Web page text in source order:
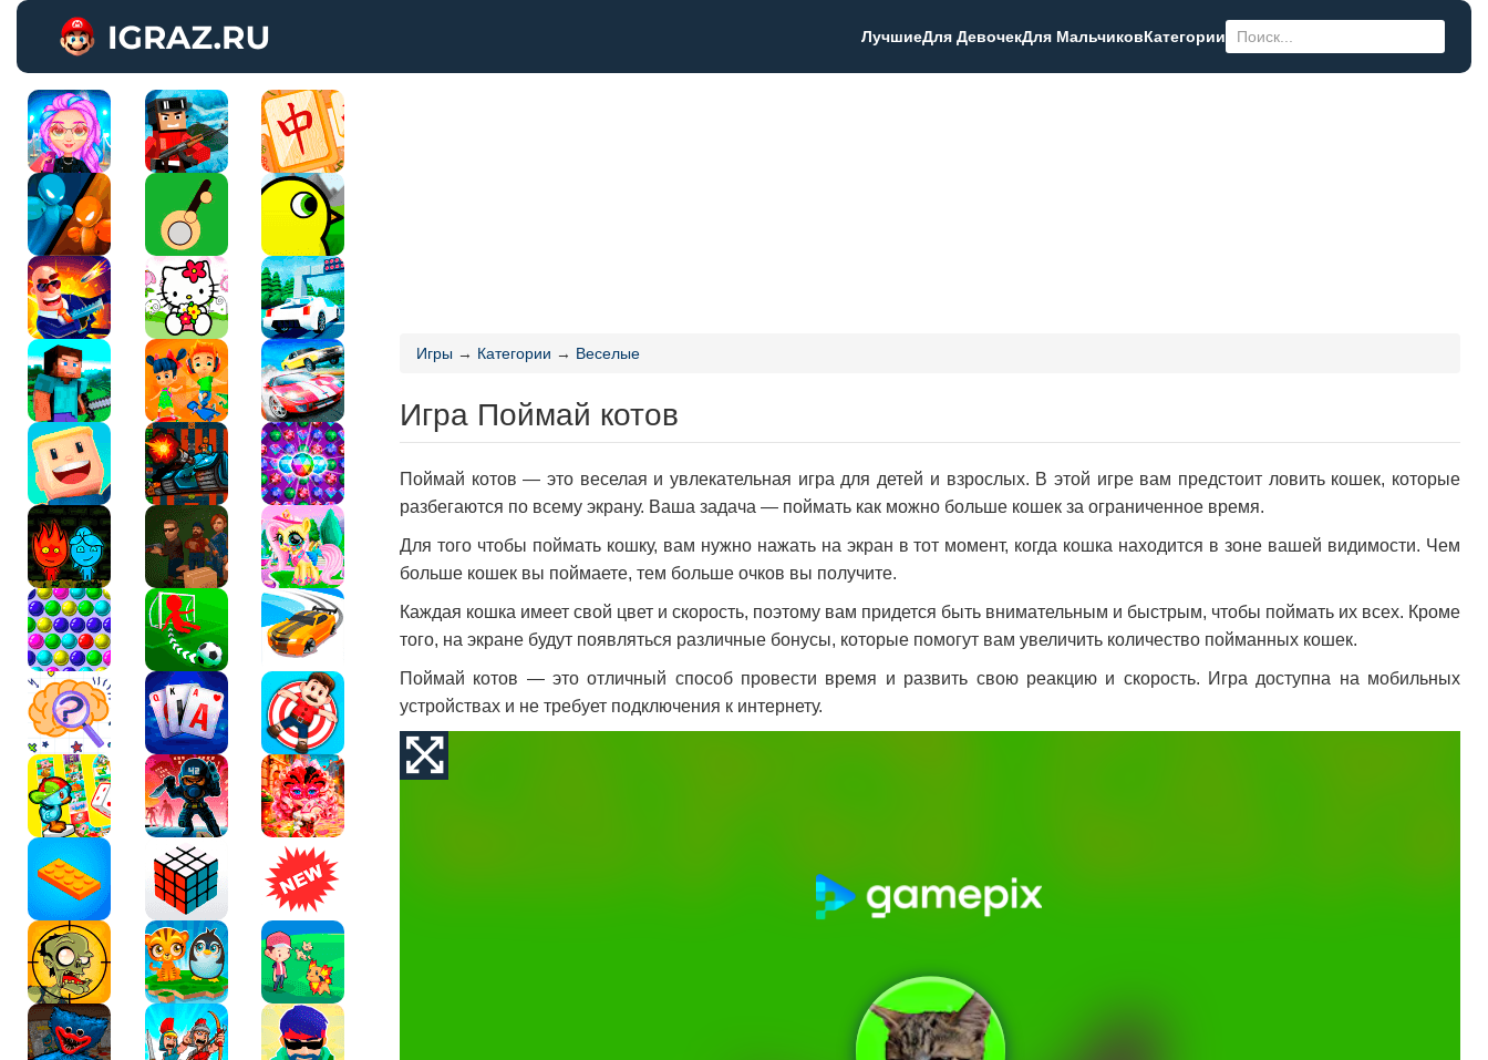
ЛучшиеДля ДевочекДля МальчиковКатегории
Игры → Категории → Веселые
Игра Поймай котов
Поймай котов — это веселая и увлекательная игра для детей и взрослых. В этой игре вам предстоит ловить кошек, которые
разбегаются по всему экрану. Ваша задача — поймать как можно больше кошек за ограниченное время.
Для того чтобы поймать кошку, вам нужно нажать на экран в тот момент, когда кошка находится в зоне вашей видимости. Чем
больше кошек вы поймаете, тем больше очков вы получите.
Каждая кошка имеет свой цвет и скорость, поэтому вам придется быть внимательным и быстрым, чтобы поймать их всех. Кроме
того, на экране будут появляться различные бонусы, которые помогут вам увеличить количество пойманных кошек.
Поймай котов — это отличный способ провести время и развить свою реакцию и скорость. Игра доступна на мобильных
устройствах и не требует подключения к интернету.